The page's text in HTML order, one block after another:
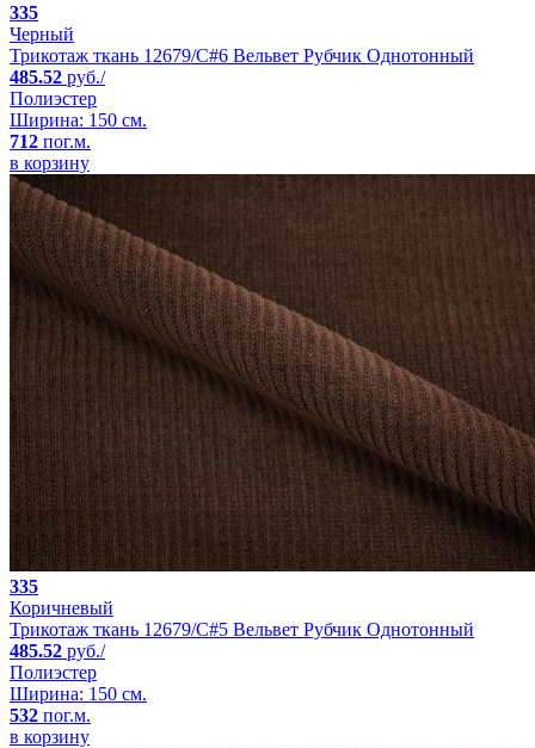
335
Черный
Трикотаж ткань 12679/C#6 Вельвет Рубчик Однотонный
485.52 руб./
Полиэстер
Ширина: 150 см.
712 пог.м.
в корзину
335
Коричневый
Трикотаж ткань 12679/C#5 Вельвет Рубчик Однотонный
485.52 руб./
Полиэстер
Ширина: 150 см.
532 пог.м.
в корзину